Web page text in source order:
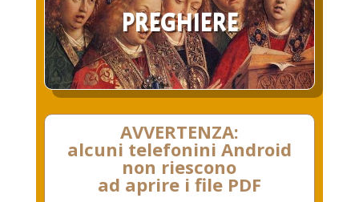
PREGHIERE
AVVERTENZA:
alcuni telefonini Android
non riescono
ad aprire i file PDF